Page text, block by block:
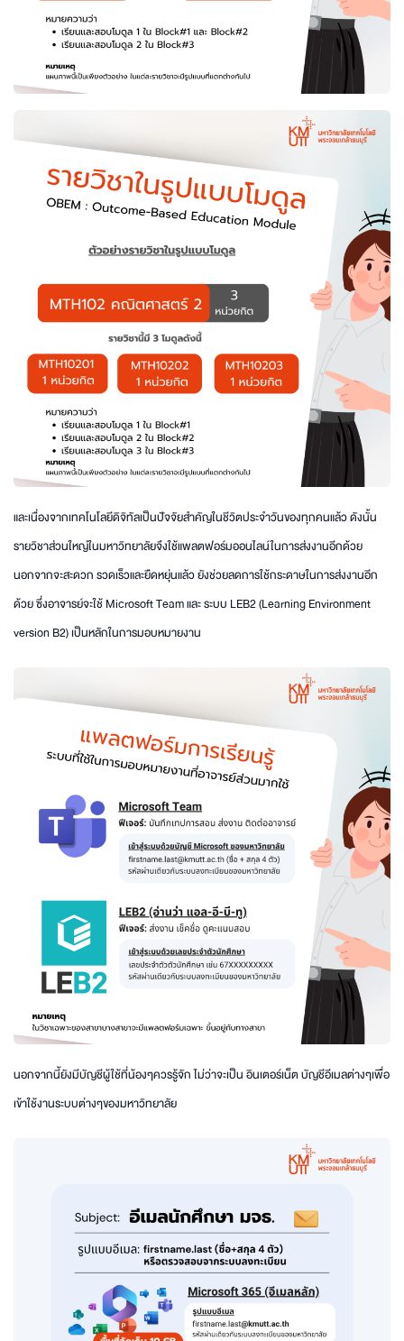
และเนื่องจากเทคโนโลยีดิจิทัลเป็นปัจจัยสำคัญในชีวิตประจำวันของทุกคนแล้ว ดังนั้น
รายวิชาส่วนใหญ่ในมหาวิทยาลัยจึงใช้แพลตฟอร์มออนไลน์ในการส่งงานอีกด้วย
นอกจากจะสะดวก รวดเร็วและยืดหยุ่นแล้ว ยังช่วยลดการใช้กระดาษในการส่งงานอีก
ด้วย ซึ่งอาจารย์จะใช้ Microsoft Team และ ระบบ LEB2 (Learning Environment
version B2) เป็นหลักในการมอบหมายงาน
นอกจากนี้ยังมีบัญชีผู้ใช้ที่น้องๆควรรู้จัก ไม่ว่าจะเป็น อินเตอร์เน็ต บัญชีอีเมลต่างๆเพื่อ
เข้าใช้งานระบบต่างๆของมหาวิทยาลัย